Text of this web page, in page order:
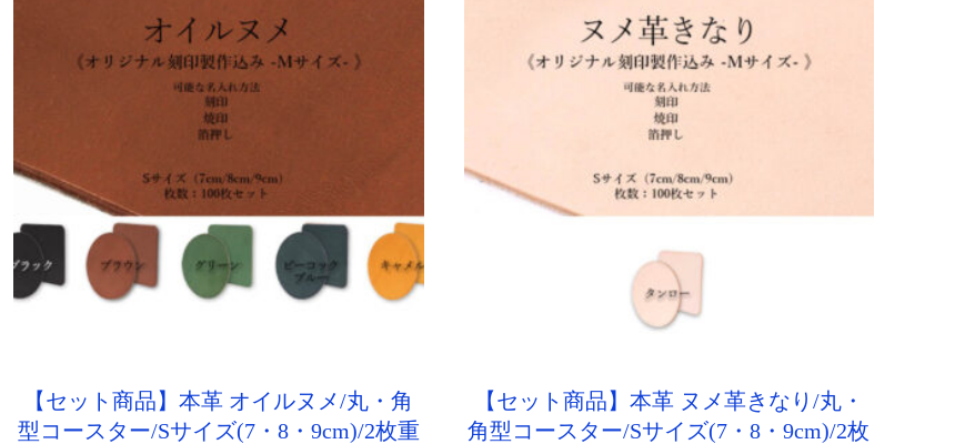
【セット商品】本革 オイルヌメ/丸・角
型コースター/Sサイズ(7・8・9cm)/2枚重
【セット商品】本革 ヌメ革きなり/丸・
角型コースター/Sサイズ(7・8・9cm)/2枚